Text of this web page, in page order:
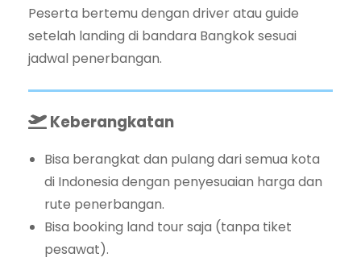
Peserta bertemu dengan driver atau guide
setelah landing di bandara Bangkok sesuai
jadwal penerbangan.
Keberangkatan
Bisa berangkat dan pulang dari semua kota
di Indonesia dengan penyesuaian harga dan
rute penerbangan.
Bisa booking land tour saja (tanpa tiket
pesawat).